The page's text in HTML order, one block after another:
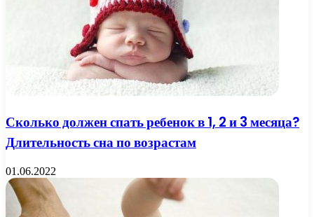
Сколько должен спать ребенок в 1, 2 и 3 месяца?
Длительность сна по возрастам
01.06.2022